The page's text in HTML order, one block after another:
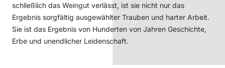
schließlich das Weingut verlässt, ist sie nicht nur das
Ergebnis sorgfältig ausgewählter Trauben und harter Arbeit.
Sie ist das Ergebnis von Hunderten von Jahren Geschichte,
Erbe und unendlicher Leidenschaft.